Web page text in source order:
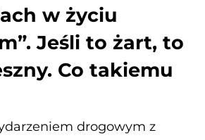
w życiu
Jeśli to żart, to
Co takiemu
drogowym z